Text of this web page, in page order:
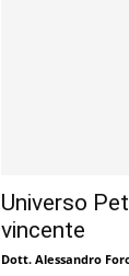
Universo
vincente
Dott. Alessandro